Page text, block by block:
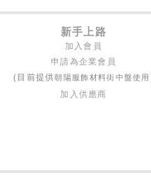
新手上路
加入會員
申請為企業會員
(目前提供朝陽服飾材料街中盤使用
加入供應商